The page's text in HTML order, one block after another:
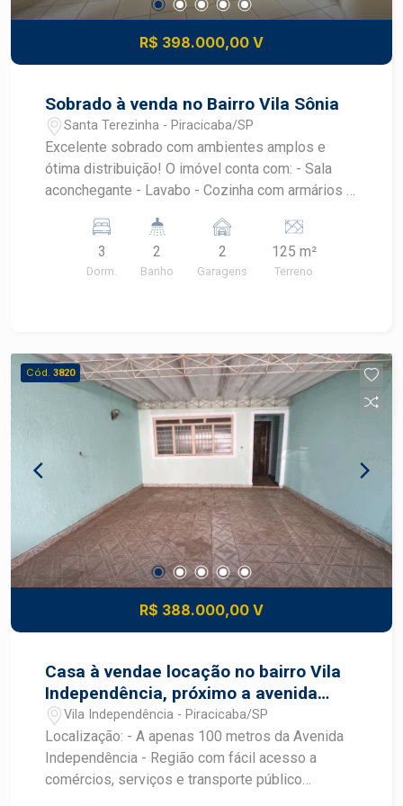
R$ 398.000,00 V
Sobrado à venda no Bairro Vila Sônia
Santa Terezinha - Piracicaba/SP
Excelente sobrado com ambientes amplos e
ótima distribuição! O imóvel conta com: - Sala
aconchegante - Lavabo - Cozinha com armários -
social - Lavanderia - Quintal - Garagem para 2
veículos Consulte um especialista Frias Neto e
agende sua visita!
3
Dorm.
2
Banho
2
Garagens
125 m²
Terreno
Cód. 3820
R$ 388.000,00 V
Casa à vendae locação no bairro Vila
Independência, próximo a avenida
independência
Vila Independência - Piracicaba/SP
Localização: - A apenas 100 metros da Avenida
Independência - Região com fácil acesso a
comércios, serviços e transporte público